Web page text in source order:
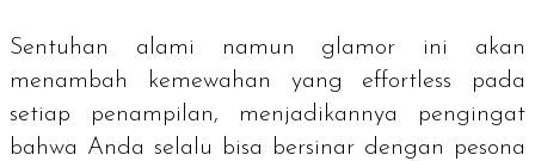
Sentuhan alami namun glamor ini akan
menambah kemewahan yang effortless pada
setiap penampilan, menjadikannya pengingat
bahwa Anda selalu bisa bersinar dengan pesona